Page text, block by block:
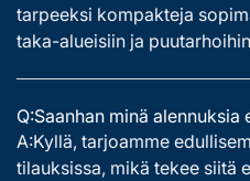
tarpeeksi kompakteja
taka-alueisiin ja
Q:Saanhan minä alennuksia
A:Kyllä, tarjoamme
tilauksissa, mikä tekee siitä